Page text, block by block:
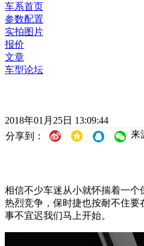
车系首页
参数配置
实拍图片
报价
文章
车型论坛
2018年01月25日 13:09:44
分享到：
来
相信不少车迷从小就怀揣着一
热烈竞争，保时捷也按耐不住要
事不宜迟我们马上开始。